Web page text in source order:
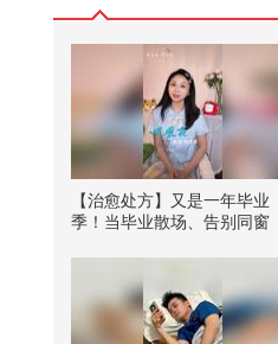
【治愈处方】又是一年毕业
季！当毕业散场、告别同窗
方 #关注流高考云助力 @张朝
阳 @阿畅酷酷的 @音乐狐